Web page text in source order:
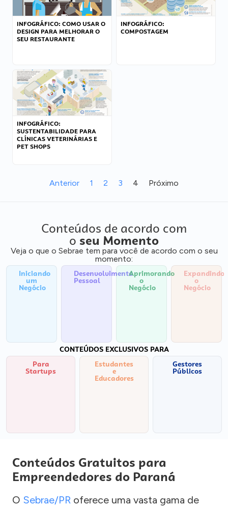
INFOGRÁFICO: COMO USAR O
DESIGN PARA MELHORAR O
SEU RESTAURANTE
INFOGRÁFICO:
COMPOSTAGEM
INFOGRÁFICO:
SUSTENTABILIDADE PARA
CLÍNICAS VETERINÁRIAS E
PET SHOPS
Anterior 1 2 3 4 Próximo
Conteúdos de acordo com
o seu Momento
Veja o que o Sebrae tem para você de acordo com o seu
momento:
Iniciando
um
Negócio
Desenvolvimento
Pessoal
Aprimorando
o
Negócio
Expandindo
o
Negócio
CONTEÚDOS EXCLUSIVOS PARA
Para
Startups
Estudantes
e
Educadores
Gestores
Públicos
Conteúdos Gratuitos para
Empreendedores do Paraná
O Sebrae/PR oferece uma vasta gama de